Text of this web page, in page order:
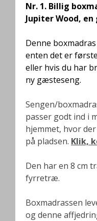
Nr. 1. Billig
Jupiter Wood,
Denne
enten det er
eller hvis du har
ny gæsteseng.
Sengen/
passer godt ind i
hjemmet, hvor
på pladsen. Klik,
Den har en 8 cm
fyrretræ.
Boxmadrassen
og denne